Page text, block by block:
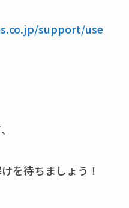
support/use
を待ちましょう！